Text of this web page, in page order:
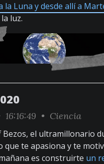
la Luna y desde allí a
luz.
16:16:49 • Ciencia
Bezos, el ultramillonario
que te apasiona y te
es construirte un